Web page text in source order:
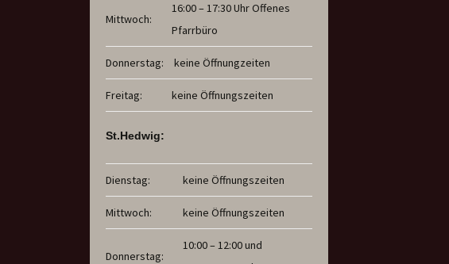
Mittwoch:
16:00 – 17:30 Uhr Offenes
Pfarrbüro
Donnerstag: keine Öffnungzeiten
Freitag: keine Öffnungszeiten
St.Hedwig:
Dienstag: keine Öffnungszeiten
Mittwoch: keine Öffnungszeiten
Donnerstag:
10:00 – 12:00 und